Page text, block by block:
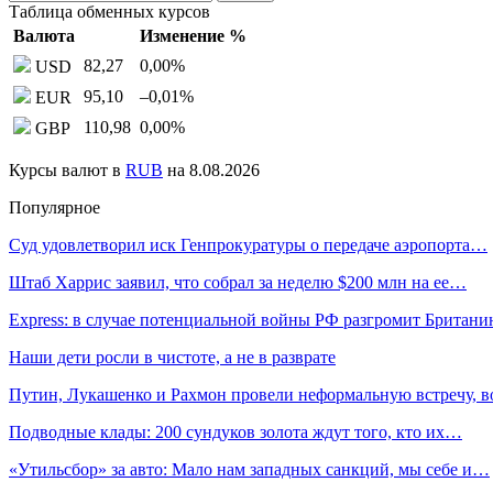
Таблица обменных курсов
Валюта
Изменение %
USD
82,27 0,00%
EUR
95,10 –0,01%
GBP
110,98 0,00%
Курсы валют в RUB на 8.08.2026
Популярное
Суд удовлетворил иск Генпрокуратуры о передаче аэропорта…
Штаб Харрис заявил, что собрал за неделю $200 млн на ее…
Express: в случае потенциальной войны РФ разгромит
Наши дети росли в чистоте, а не в разврате
Путин, Лукашенко и Рахмон провели неформальную встречу,
Подводные клады: 200 сундуков золота ждут того, кто их…
«Утильсбор» за авто: Мало нам западных санкций, мы себе и…